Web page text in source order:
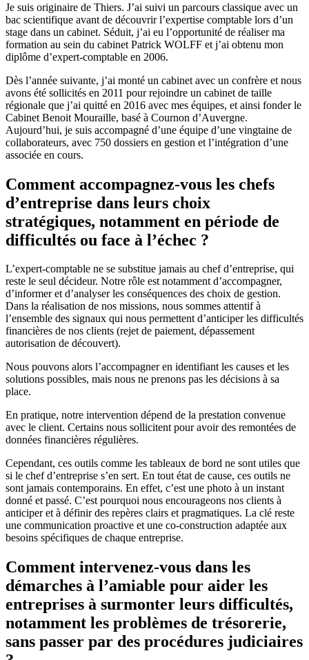
Je suis originaire de Thiers. J’ai suivi un parcours classique avec un
bac scientifique avant de découvrir l’expertise comptable lors d’un
stage dans un cabinet. Séduit, j’ai eu l’opportunité de réaliser ma
formation au sein du cabinet Patrick WOLFF et j’ai obtenu mon
diplôme d’expert-comptable en 2006.
Dès l’année suivante, j’ai monté un cabinet avec un confrère et nous
avons été sollicités en 2011 pour rejoindre un cabinet de taille
régionale que j’ai quitté en 2016 avec mes équipes, et ainsi fonder le
Cabinet Benoit Mouraille, basé à Cournon d’Auvergne.
Aujourd’hui, je suis accompagné d’une équipe d’une vingtaine de
collaborateurs, avec 750 dossiers en gestion et l’intégration d’une
associée en cours.
Comment accompagnez-vous les chefs
d’entreprise dans leurs choix
stratégiques, notamment en période de
difficultés ou face à l’échec ?
L’expert-comptable ne se substitue jamais au chef d’entreprise, qui
reste le seul décideur. Notre rôle est notamment d’accompagner,
d’informer et d’analyser les conséquences des choix de gestion.
Dans la réalisation de nos missions, nous sommes attentif à
l’ensemble des signaux qui nous permettent d’anticiper les difficultés
financières de nos clients (rejet de paiement, dépassement
autorisation de découvert).
Nous pouvons alors l’accompagner en identifiant les causes et les
solutions possibles, mais nous ne prenons pas les décisions à sa
place.
En pratique, notre intervention dépend de la prestation convenue
avec le client. Certains nous sollicitent pour avoir des remontées de
données financières régulières.
Cependant, ces outils comme les tableaux de bord ne sont utiles que
si le chef d’entreprise s’en sert. En tout état de cause, ces outils ne
sont jamais contemporains. En effet, c’est une photo à un instant
donné et passé. C’est pourquoi nous encourageons nos clients à
anticiper et à définir des repères clairs et pragmatiques. La clé reste
une communication proactive et une co-construction adaptée aux
besoins spécifiques de chaque entreprise.
Comment intervenez-vous dans les
démarches à l’amiable pour aider les
entreprises à surmonter leurs difficultés,
notamment les problèmes de trésorerie,
sans passer par des procédures judiciaires